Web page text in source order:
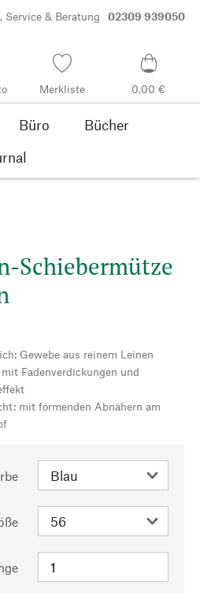
Service & Beratung 02309 939050
Merkliste 0,00 €
Büro
Bücher
Schiebermütze
Gewebe aus reinem Leinen
Fadenverdickungen und
mit formenden Abnähern am